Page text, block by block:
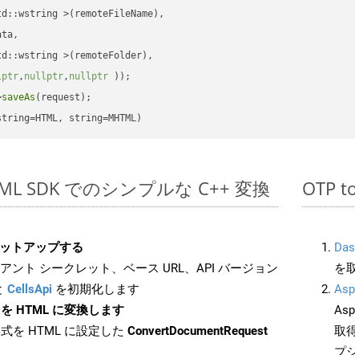
>(remoteFileName),
>(remoteFolder),
, nullptr, nullptr ))
saveAs (request);
string=MHTML)
SDK でのシンプルな C++ 変換
トアップする
ント シークレット、ベース URL、API バージョン
CellsApi を初期化します
HTML に変換します
を HTML に設定した ConvertDocumentRequest
OTP
を
取
プ